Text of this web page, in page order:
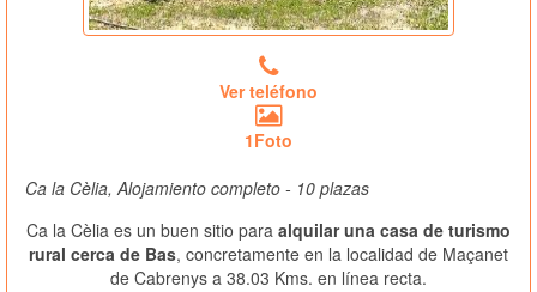
Ver teléfono
1Foto
Ca la Cèlia, Alojamiento completo - 10 plazas
Ca la Cèlia es un buen sitio para alquilar una casa de turismo
rural cerca de Bas, concretamente en la localidad de Maçanet
de Cabrenys a 38.03 Kms. en línea recta.